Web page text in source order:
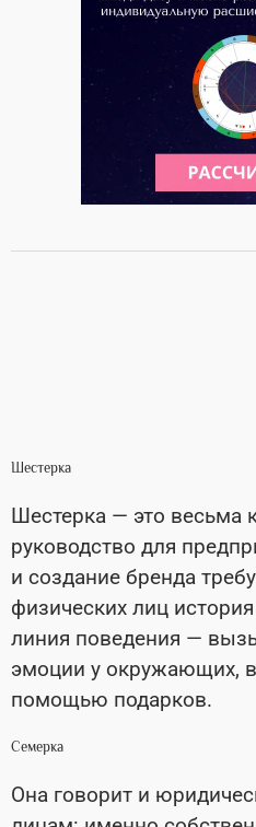
Шестерка
Шестерка — это весьма
руководство для
и создание бренда
физических лиц
линия поведения —
эмоции у окружающих,
помощью подарков.
Семерка
Она говорит и